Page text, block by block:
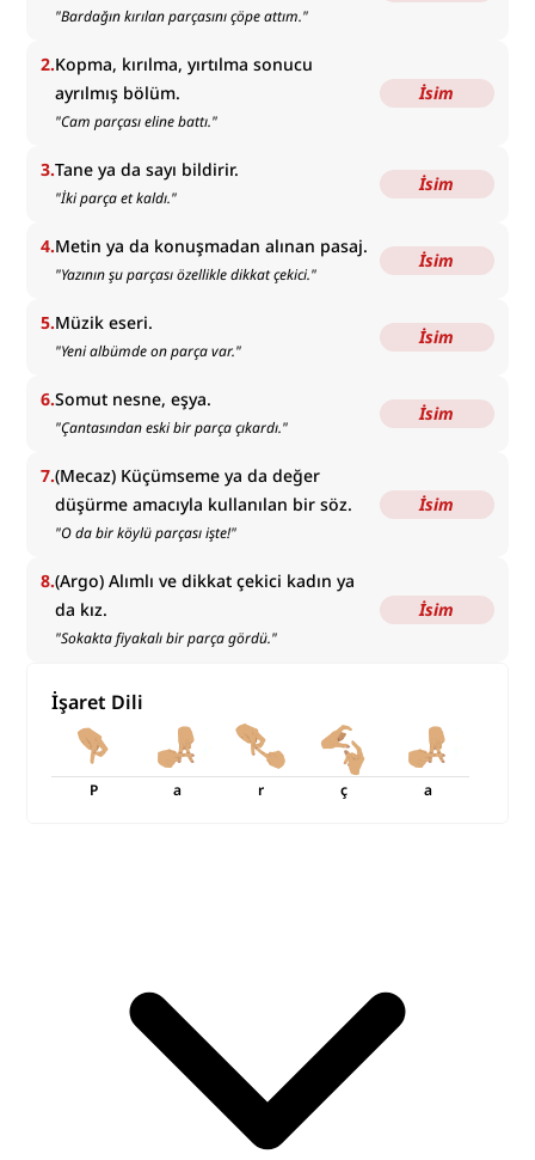
"Bardağın kırılan parçasını çöpe attım."
2.Kopma, kırılma, yırtılma sonucu
ayrılmış bölüm.
"Cam parçası eline battı."
İsim
3.Tane ya da sayı bildirir.
"İki parça et kaldı."
İsim
4.Metin ya da konuşmadan alınan pasaj.
"Yazının şu parçası özellikle dikkat çekici."
İsim
5.Müzik eseri.
"Yeni albümde on parça var."
İsim
6.Somut nesne, eşya.
"Çantasından eski bir parça çıkardı."
İsim
7.(Mecaz) Küçümseme ya da değer
düşürme amacıyla kullanılan bir söz.
"O da bir köylü parçası işte!"
İsim
8.(Argo) Alımlı ve dikkat çekici kadın ya
da kız.
"Sokakta fiyakalı bir parça gördü."
İsim
İşaret Dili
P a r ç a